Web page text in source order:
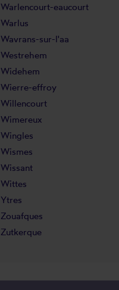
Warlencourt-eaucourt
Warlus
Wavrans-sur-l'aa
Westrehem
Widehem
Wierre-effroy
Willencourt
Wimereux
Wingles
Wismes
Wissant
Wittes
Ytres
Zouafques
Zutkerque